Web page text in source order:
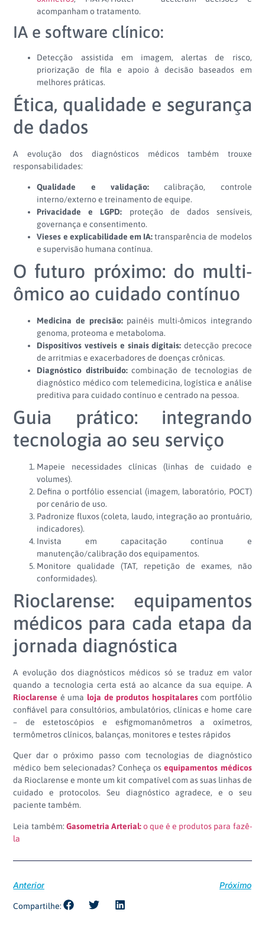
acompanham o tratamento.
IA e software clínico:
Detecção assistida em imagem, alertas de risco,
priorização de fila e apoio à decisão baseados em
melhores práticas.
Ética, qualidade e segurança
de dados
A evolução dos diagnósticos médicos também trouxe
responsabilidades:
Qualidade e validação:calibração, controle
interno/externo e treinamento de equipe.
Privacidade e LGPD: proteção de dados sensíveis,
governança e consentimento.
Vieses e explicabilidade em IA:transparência de modelos
e supervisão humana contínua.
O futuro próximo: do multi-
ômico ao cuidado contínuo
Medicina de precisão:painéis multi-ômicos integrando
genoma, proteoma e metaboloma.
Dispositivos vestíveis e sinais digitais: detecção precoce
de arritmias e exacerbadores de doenças crônicas.
Diagnóstico distribuído:combinação de tecnologias de
diagnóstico médico com telemedicina, logística e análise
preditiva para cuidado contínuo e centrado na pessoa.
Guia prático: integrando
tecnologia ao seu serviço
Mapeie necessidades clínicas (linhas de cuidado e
volumes).
Defina o portfólio essencial (imagem, laboratório, POCT)
por cenário de uso.
Padronize fluxos (coleta, laudo, integração ao prontuário,
indicadores).
Invista em capacitação contínua e
manutenção/calibração dos equipamentos.
Monitore qualidade (TAT, repetição de exames, não
conformidades).
Rioclarense: equipamentos
médicos para cada etapa da
jornada diagnóstica
A evolução dos diagnósticos médicos só se traduz em valor
quando a tecnologia certa está ao alcance da sua equipe. A
Rioclarense é uma loja de produtos hospitalarescom portfólio
confiável para consultórios, ambulatórios, clínicas e home care
– de estetoscópios e esfigmomanômetros a oxímetros,
termômetros clínicos, balanças, monitores e testes rápidos
Quer dar o próximo passo com tecnologias de diagnóstico
médico bem selecionadas? Conheça osequipamentos médicos
da Rioclarense e monte um kit compatível com as suas linhas de
cuidado e protocolos. Seu diagnóstico agradece, e o seu
paciente também.
Leia também: Gasometria Arterial:o que é e produtos para fazê-
la
Anterior Próximo
Compartilhe: